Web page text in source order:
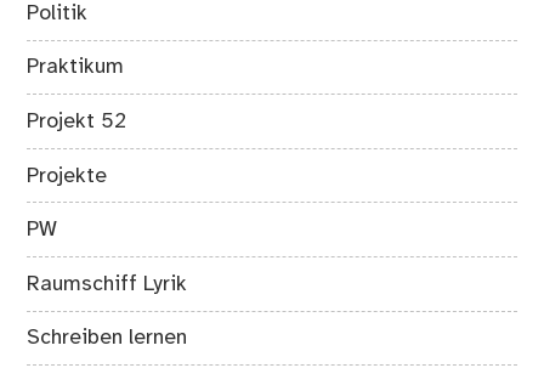
Politik
Praktikum
Projekt 52
Projekte
PW
Raumschiff Lyrik
Schreiben lernen